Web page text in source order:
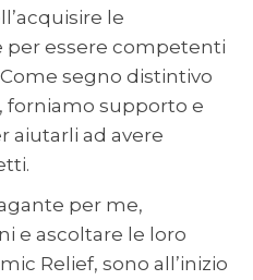
le
per essere competenti
segno distintivo
forniamo supporto e
aiutarli ad avere
per me,
e ascoltare le loro
Relief, sono all’inizio